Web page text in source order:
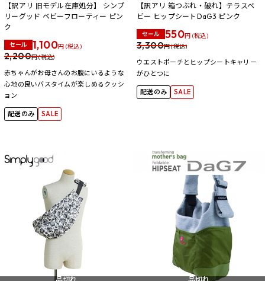
【訳アリ 旧モデル在庫処分】 シンプ
リーグッド ベビーフローティー ピン
ク
セール 1,100円 (税込)
2,200円 (税込)
赤ちゃんがお母さんのお腹にいるような
心地の良いバスタイムが楽しめるクッシ
ョン
配送のみ SALE
【訳アリ 箱つぶれ・破れ】テラスベ
ビー ヒップシートDaG3 ピンク
セール 550円 (税込)
3,300円 (税込)
ウエストポーチとヒップシートキャリー
がひとつに
配送のみ SALE